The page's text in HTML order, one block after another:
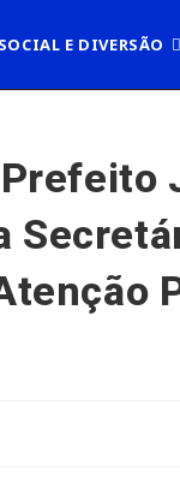
SOCIAL E DIVERSÃO